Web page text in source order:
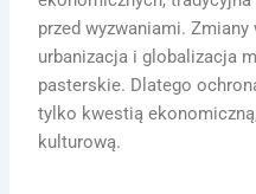
przed wyzwaniami.
urbanizacja i globalizacja
pasterskie. Dlatego
tylko kwestią
kulturową.